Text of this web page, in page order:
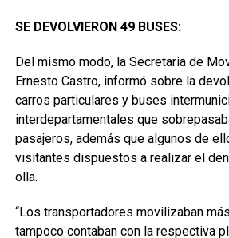
SE DEVOLVIERON 49 BUSES:
Del mismo modo, la Secretaria de
Ernesto Castro, informó sobre la
carros particulares y buses
interdepartamentales que
pasajeros, además que algunos de
visitantes dispuestos a realizar el
olla.
“Los transportadores movilizaban
tampoco contaban con la respectiva